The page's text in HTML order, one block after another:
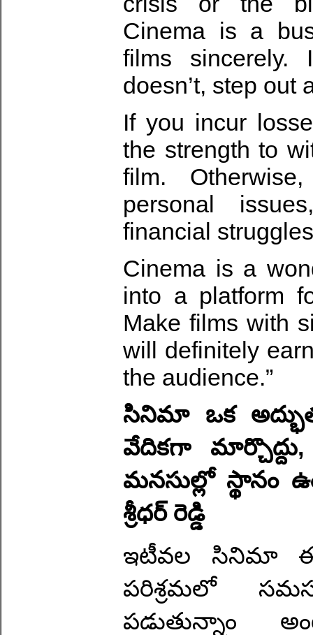
Cinema is a
films
doesn’t, step out
If you incur
the strength to
film.
personal
financial
Cinema is a
into a platform
Make films with
will definitely
the audience.”
సినిమా ఒక
వేదికగా మార్చొద్దు,
మనసుల్లో స్థానం
శ్రీధర్ రెడ్డి
ఇటీవల సినిమా
పరిశ్రమలో
పడుతున్నాం